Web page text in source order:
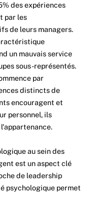
des expériences
par les
de leurs managers.
un mauvais service
sous-représentés.
par
distincts de
encouragent et
personnel, ils
au sein des
est un aspect clé
de leadership
psychologique permet